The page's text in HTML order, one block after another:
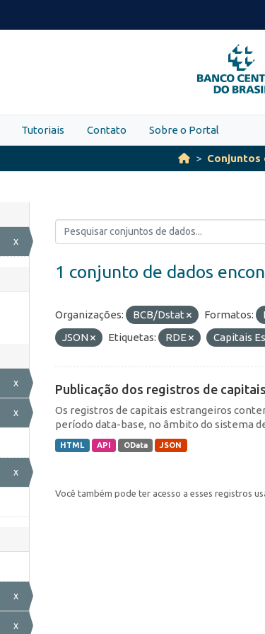
PARA
O
Tutoriais Contato Sobre o Portal
Conjuntos
x
x
x
x
x
x
1 conjunto de dados
Organizações: BCB/Dstat Formatos:
JSON
Etiquetas: RDE Capitais
Publicação dos registros de
Os registros de capitais estrangeiros
período data-base, no âmbito do sistema
HTML API OData JSON
Você também pode ter acesso a esses registros